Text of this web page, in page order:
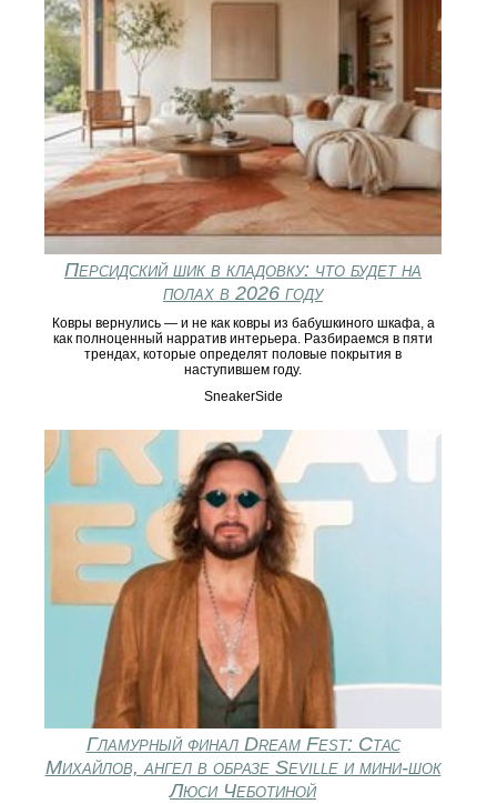
Персидский шик в кладовку: что будет на
полах в 2026 году
Ковры вернулись — и не как ковры из бабушкиного шкафа, а
как полноценный нарратив интерьера. Разбираемся в пяти
трендах, которые определят половые покрытия в
наступившем году.
SneakerSide
Гламурный финал Dream Fest: Стас
Михайлов, ангел в образе Seville и мини‑шок
Люси Чеботиной